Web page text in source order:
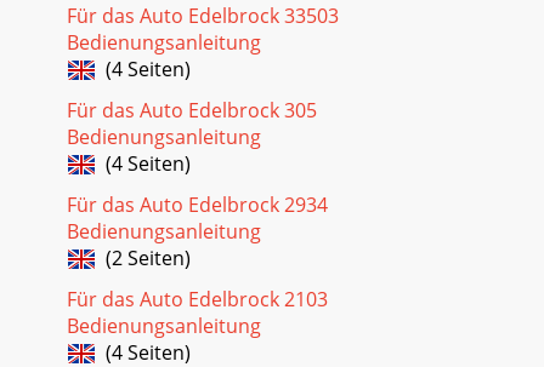
Für das Auto Edelbrock 33503
Bedienungsanleitung
(4 Seiten)
Für das Auto Edelbrock 305
Bedienungsanleitung
(4 Seiten)
Für das Auto Edelbrock 2934
Bedienungsanleitung
(2 Seiten)
Für das Auto Edelbrock 2103
Bedienungsanleitung
(4 Seiten)